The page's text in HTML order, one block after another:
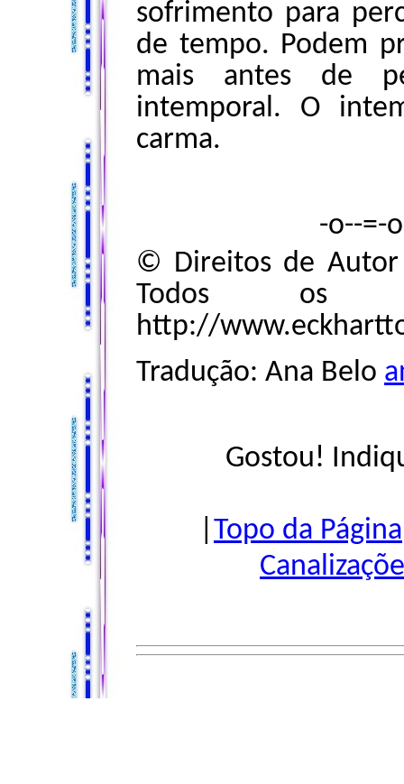
sofrimento para
de tempo. Podem
mais antes de
intemporal. O
carma.
-o--=-
© Direitos de Autor
Todos os
http://
Tradução: Ana Belo
Gostou!
Topo da Página